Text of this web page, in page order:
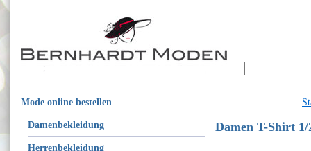
Mode online bestellen
Damenbekleidung
Herrenbekleidung
Damen T-Shirt